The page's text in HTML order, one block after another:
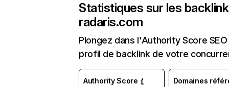
Statistiques sur les
radaris.com
Plongez dans l'Authority Score
profil de backlink de votre
Authority Score Domaines